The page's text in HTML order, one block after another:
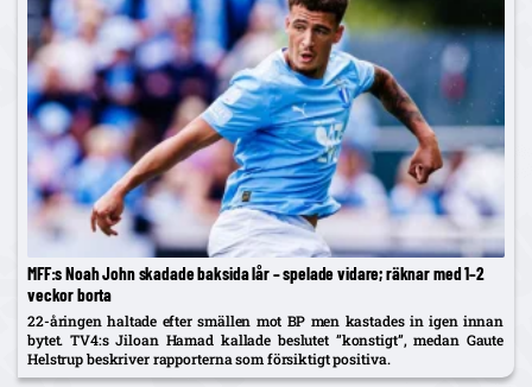
MFF:s Noah John skadade baksida lår – spelade vidare; räknar med 1–2
veckor borta
22-åringen haltade efter smällen mot BP men kastades in igen innan
bytet. TV4:s Jiloan Hamad kallade beslutet ”konstigt”, medan Gaute
Helstrup beskriver rapporterna som försiktigt positiva.